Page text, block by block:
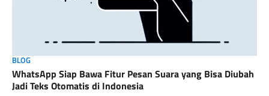
BLOG
WhatsApp Siap Bawa Fitur Pesan Suara yang Bisa Diubah
Jadi Teks Otomatis di Indonesia